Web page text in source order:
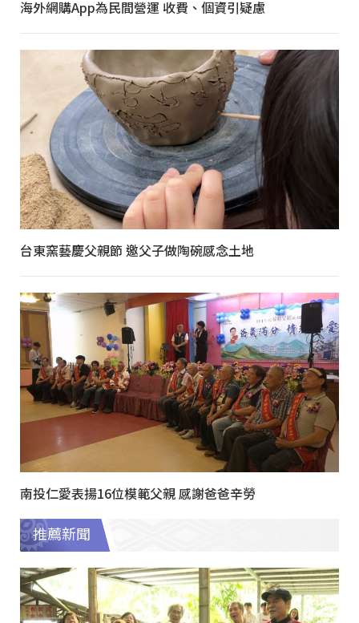
海外網購App為民間營運 收費、個資引疑慮
台東窯藝慶父親節 邀父子做陶碗感念土地
南投仁愛表揚16位模範父親 感謝爸爸辛勞
推薦新聞